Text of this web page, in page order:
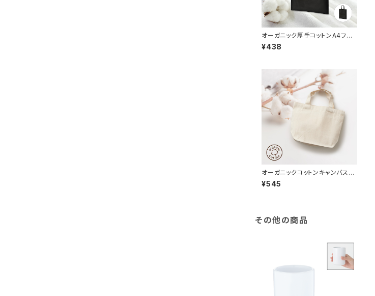
オーガニック厚手コットンA4フラッ
トバッグ MG
¥438
オーガニックコットンキャンバスト
ート（S）MG ナチュラル
¥545
その他の商品